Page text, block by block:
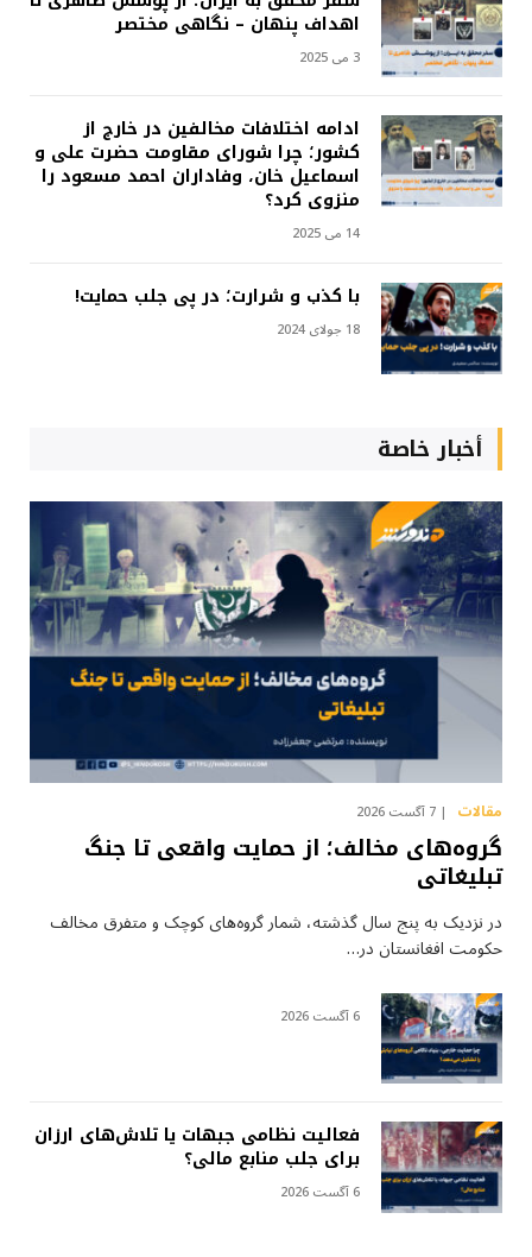
اهداف پنهان – نگاهی مختصر
3 می 2025
ادامه اختلافات مخالفین در خارج از
کشور؛ چرا شورای مقاومت حضرت علی و
اسماعیل خان، وفاداران احمد مسعود را
منزوی کرد؟
14 می 2025
با کذب و شرارت؛ در پی جلب حمایت!
18 جولای 2024
أخبار خاصة
مقالات 7 آگست 2026
گروه‌های مخالف؛ از حمایت واقعی تا جنگ
تبلیغاتی
در نزدیک به پنج سال گذشته، شمار گروه‌های کوچک و متفرق مخالف
حکومت افغانستان در…
6 آگست 2026
فعالیت نظامی جبهات یا تلاش‌های ارزان
برای جلب منابع مالی؟
6 آگست 2026